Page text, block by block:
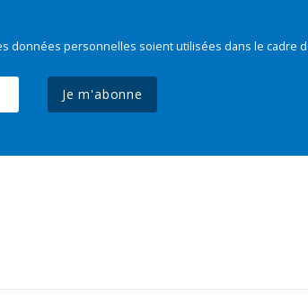
données personnelles soient utilisées dans le cadre
Je m'abonne